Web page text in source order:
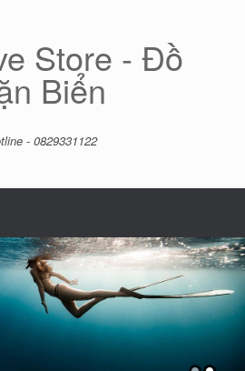
Store - Đồ
Biển
- 0829331122